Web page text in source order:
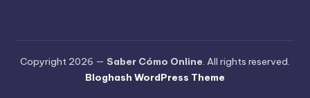
Copyright 2026 — Saber Cómo Online. All rights reserved.
Bloghash WordPress Theme